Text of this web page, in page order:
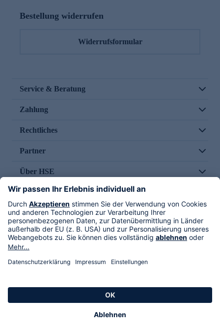
Bestellung widerrufen
Widerrufsformular
Service & Beratung
Zahlung
Rechtliches
Partner
Über HSE
Im TV
HSE International